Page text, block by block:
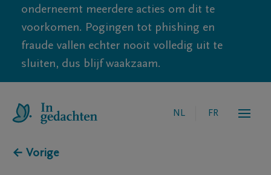
onderneemt meerdere acties om dit te
voorkomen. Pogingen tot phishing en
fraude vallen echter nooit volledig uit te
sluiten, dus blijf waakzaam.
NL FR
← Vorige